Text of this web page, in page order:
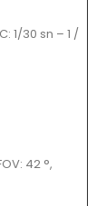
1/30 sn – 1 /
42 °,